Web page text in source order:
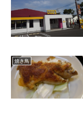
焼き鳥